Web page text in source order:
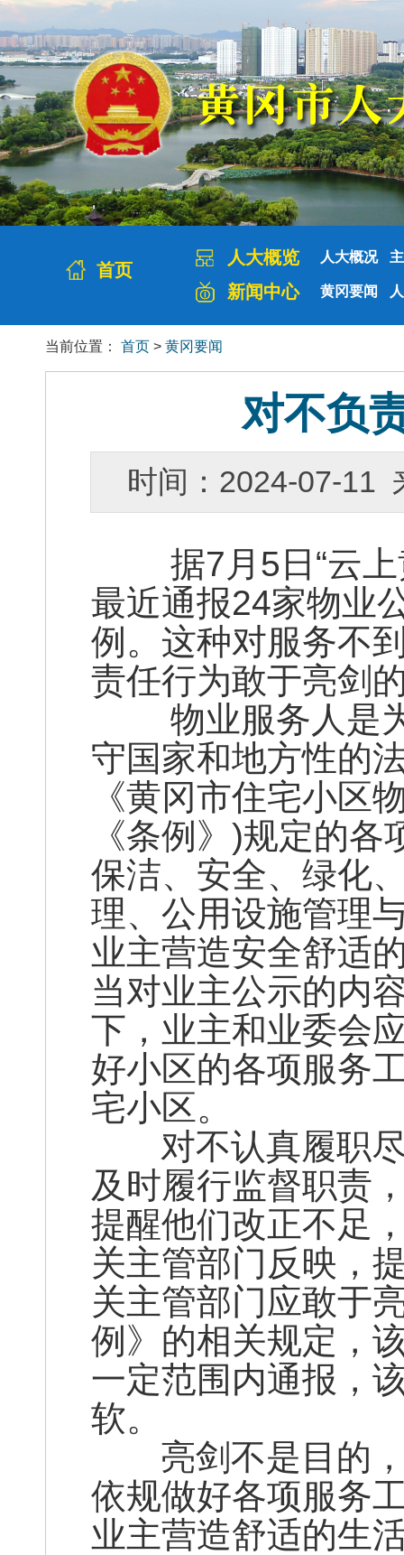
首页
人大概览 人大概况
新闻中心 黄冈要闻
当前位置： 首页 > 黄冈要闻
对不负
时间：2024-07-
据7月5日“云上
最近通报24家物业
例。这种对服务不
责任行为敢于亮剑
物业服务人是为
守国家和地方性的
《黄冈市住宅小区
《条例》)规定的
保洁、安全、绿化
理、公用设施管理
业主营造安全舒适
当对业主公示的内
下，业主和业委会
好小区的各项服务
宅小区。
对不认真履职尽
及时履行监督职责
提醒他们改正不足
关主管部门反映，
关主管部门应敢于
例》的相关规定，
一定范围内通报，
软。
亮剑不是目的，
依规做好各项服务
业主营造舒适的生